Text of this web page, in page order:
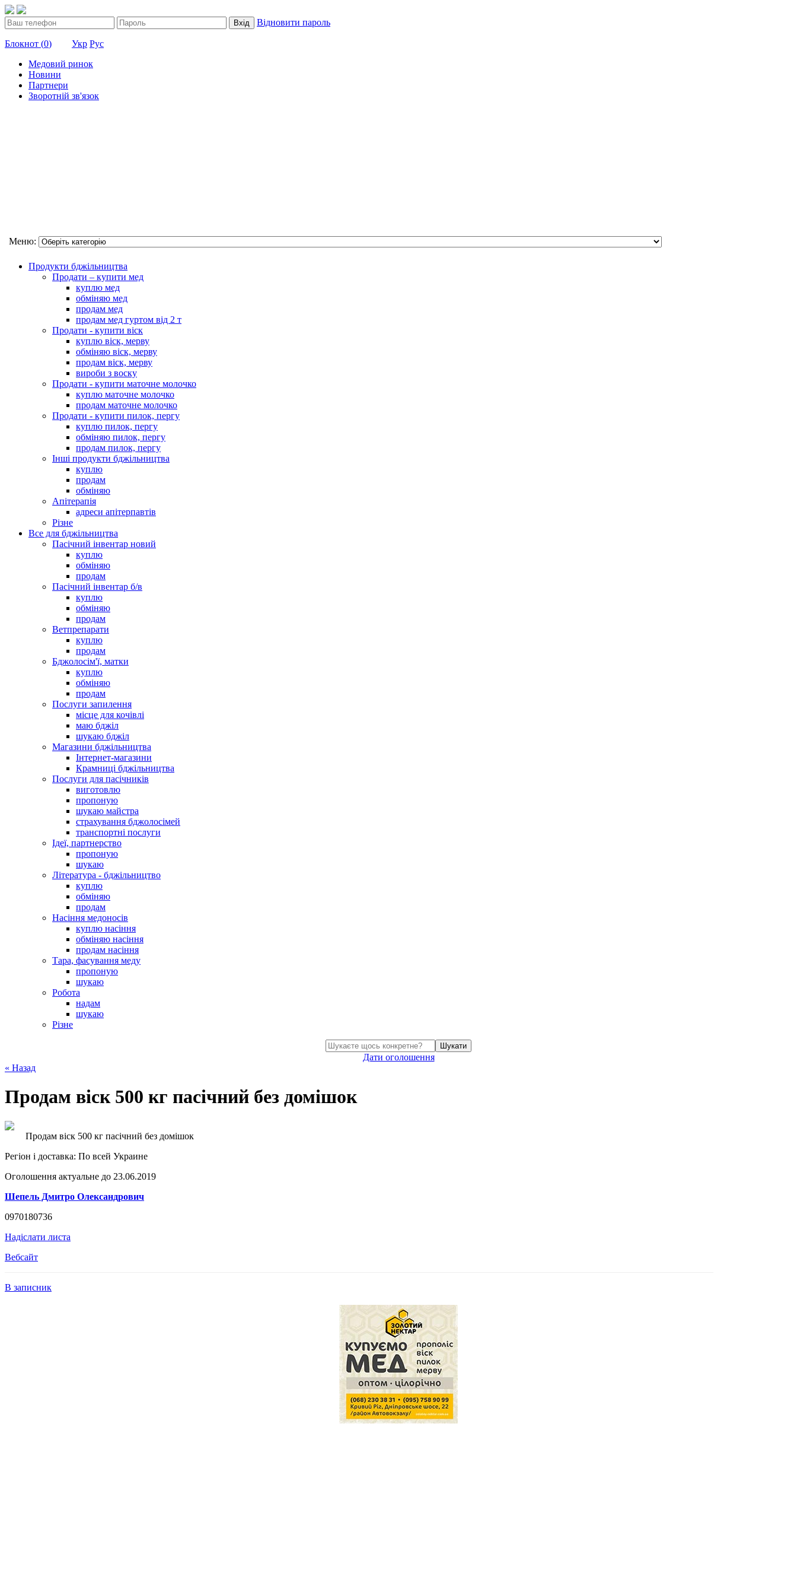
Вхід Відновити пароль
Блокнот (0) Укр Рус
Медовий ринок
Новини
Партнери
Зворотній зв'язок
Меню:
Продукти бджільництва
Продати – купити мед
куплю мед
обміняю мед
продам мед
продам мед гуртом від 2 т
Продати - купити віск
куплю віск, мерву
обміняю віск, мерву
продам віск, мерву
вироби з воску
Продати - купити маточне молочко
куплю маточне молочко
продам маточне молочко
Продати - купити пилок, пергу
куплю пилок, пергу
обміняю пилок, пергу
продам пилок, пергу
Інші продукти бджільництва
куплю
продам
обміняю
Апітерапія
адреси апітерпавтів
Різне
Все для бджільництва
Пасічний інвентар новий
куплю
обміняю
продам
Пасічний інвентар б/в
куплю
обміняю
продам
Ветпрепарати
куплю
продам
Бджолосім'ї, матки
куплю
обміняю
продам
Послуги запилення
місце для кочівлі
маю бджіл
шукаю бджіл
Магазини бджільництва
Інтернет-магазини
Крамниці бджільництва
Послуги для пасічників
виготовлю
пропоную
шукаю майстра
страхування бджолосімей
транспортні послуги
Ідеї, партнерство
пропоную
шукаю
Література - бджільництво
куплю
обміняю
продам
Насіння медоносів
куплю насіння
обміняю насіння
продам насіння
Тара, фасування меду
пропоную
шукаю
Робота
надам
шукаю
Різне
Шукати
Дати оголошення
« Назад
Продам віск 500 кг пасічний без домішок
Продам віск 500 кг пасічний без домішок
Регіон і доставка: По всей Украине
Оголошення актуальне до 23.06.2019
Шепель Дмитро Олександрович
0970180736
Надіслати листа
Вебсайт
В записник